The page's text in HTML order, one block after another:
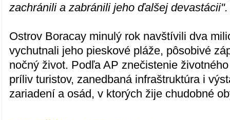
zachránili a zabránili jeho ďalšej devastácii".
Ostrov Boracay minulý rok navštívili dva
vychutnali jeho pieskové pláže, pôsobivé
nočný život. Podľa AP znečistenie
príliv turistov, zanedbaná infraštruktúra i
zariadení a osád, v ktorých žije chudobné